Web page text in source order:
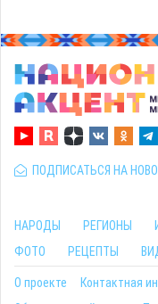
ПОДПИСАТЬСЯ НА
НАРОДЫ РЕГИОНЫ
ФОТО
РЕЦЕПТЫ
О проекте Контактная